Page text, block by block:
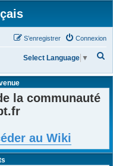
Connexion
S’enregistrer
h
Select Language ▼
la communauté
au Wiki